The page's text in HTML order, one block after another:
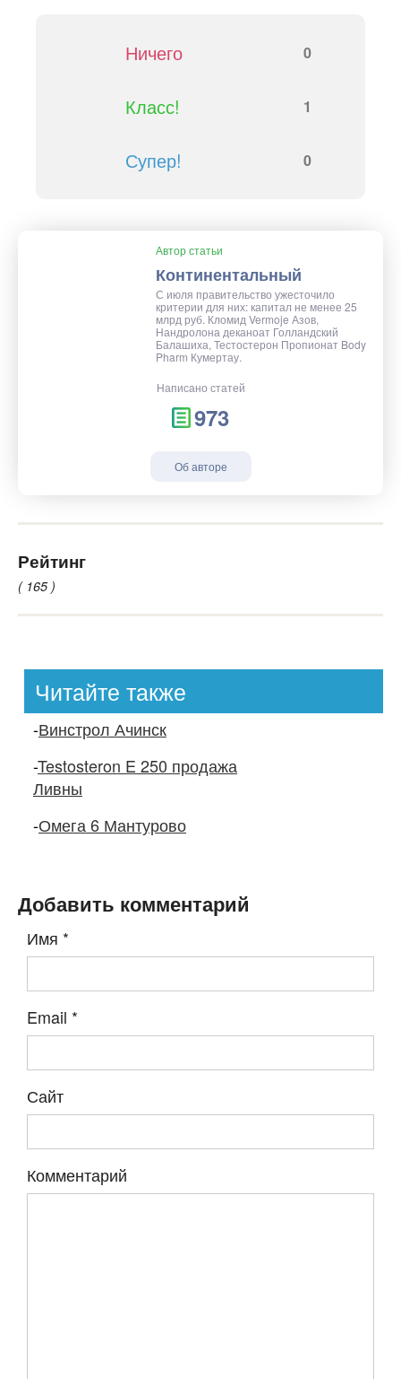
Ничего 0
Класс! 1
Супер! 0
Автор статьи
Континентальный
С июля правительство ужесточило
критерии для них: капитал не менее 25
млрд руб. Кломид Vermoje Азов,
Нандролона деканоат Голландский
Балашиха, Тестостерон Пропионат Body
Pharm Кумертау.
Написано статей
973
Об авторе
Рейтинг
( 165 )
Читайте также
-Винстрол Ачинск
-Testosteron E 250 продажа
Ливны
-Омега 6 Мантурово
Добавить комментарий
Имя *
Email *
Сайт
Комментарий